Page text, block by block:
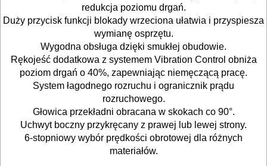
szablowe
piły
taśmowe
elektryczne
polerki
redukcja poziomu drgań.
Duży przycisk funkcji blokady wrzeciona ułatwia i przyspiesza
wymianę osprzętu.
Wygodna obsługa dzięki smukłej obudowie.
Rękojeść dodatkowa z systemem Vibration Control obniża
poziom drgań o 40%, zapewniając niemęczącą pracę.
System łagodnego rozruchu i ogranicznik prądu
rozruchowego.
Głowica przekładni obracana w skokach co 90°.
Uchwyt boczny przykręcany z prawej lub lewej strony.
6-stopniowy wybór prędkości obrotowej dla różnych
materiałów.